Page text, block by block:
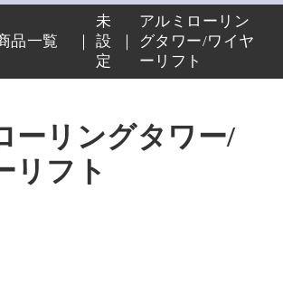
品一覧
未
設
定
アルミローリン
グタワー/ワイヤ
ーリフト
ーリングタワー/
リフト